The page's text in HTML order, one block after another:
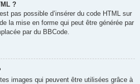
?
pas possible d’insérer du code HTML sur
la mise en forme qui peut être générée par
par du BBCode.
images qui peuvent être utilisées grâce à